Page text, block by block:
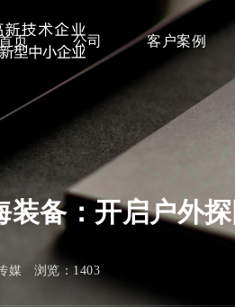
页 公司 客户案例
装备：开启户外
媒 浏览：1403